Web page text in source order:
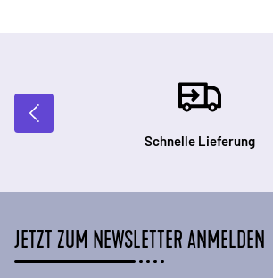
Schnelle Lieferung
JETZT ZUM NEWSLETTER ANMELDEN